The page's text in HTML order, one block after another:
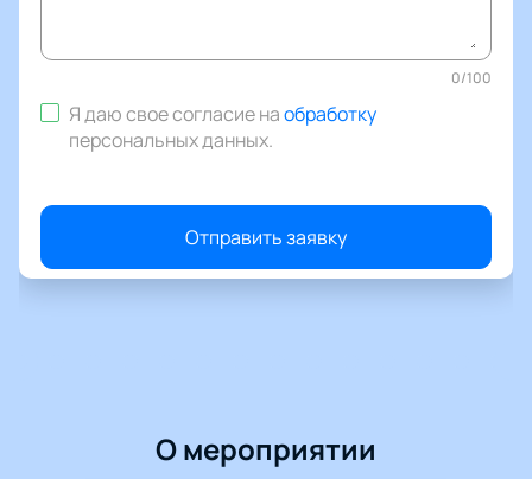
0/100
Я даю свое согласие наобработку
персональных данных.
Отправить заявку
О мероприятии